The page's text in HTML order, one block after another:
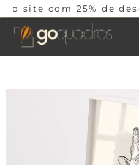
de desconto em